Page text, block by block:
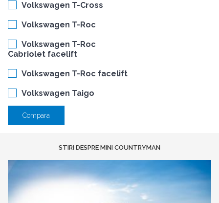
Volkswagen T-Cross
Volkswagen T-Roc
Volkswagen T-Roc
Cabriolet facelift
Volkswagen T-Roc facelift
Volkswagen Taigo
Compara
STIRI DESPRE MINI COUNTRYMAN